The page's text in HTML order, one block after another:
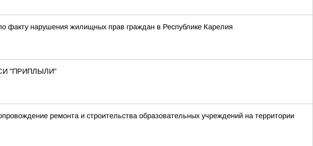
факту нарушения жилищных прав граждан в Республике Карелия
"ПРИПЛЫЛИ"
ремонта и строительства образовательных учреждений на территории